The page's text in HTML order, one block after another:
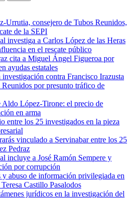
Urrutia, consejero de Tubos Reunidos,
de la SEPI
investiga a Carlos López de las Heras
en el rescate público
cita a Miguel Ángel Figueroa por
ayudas estatales
investigación contra Francisco Irazusta
por presunto tráfico de
López-Tirone: el precio de
en arma
entre los 25 investigados en la pieza
vinculado a Servinabar entre los 25
Pedraz
incluye a José Ramón Sempere y
por corrupción
abuso de información privilegiada en
Castillo Pasalodos
jurídicos en la investigación del